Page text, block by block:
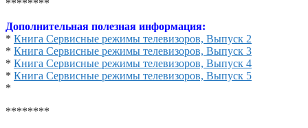
********
Дополнительная полезная информация:
* Книга Сервисные режимы телевизоров, Выпуск 2
* Книга Сервисные режимы телевизоров, Выпуск 3
* Книга Сервисные режимы телевизоров, Выпуск 4
* Книга Сервисные режимы телевизоров, Выпуск 5
*
********